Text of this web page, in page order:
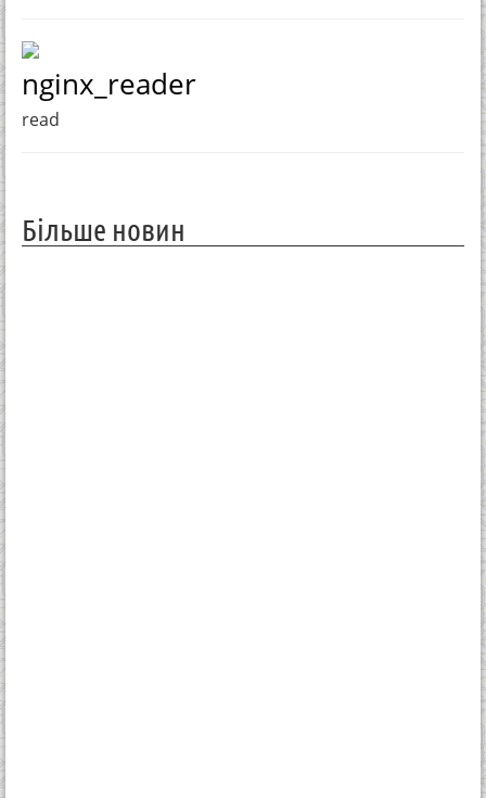
nginx_reader
read
Більше новин